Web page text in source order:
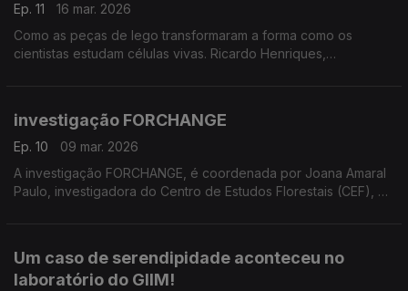
Ep. 11
16 mar. 2026
Como as peças de lego transformaram a forma como os
cientistas estudam células vivas. Ricardo Henriques,
investigação FORCHANGE
Ep. 10
09 mar. 2026
A investigação FORCHANGE, é coordenada por Joana Amaral
Paulo, investigadora do Centro de Estudos Florestais (CEF), do
Um caso de serendipidade aconteceu no
laboratório do GIIM!